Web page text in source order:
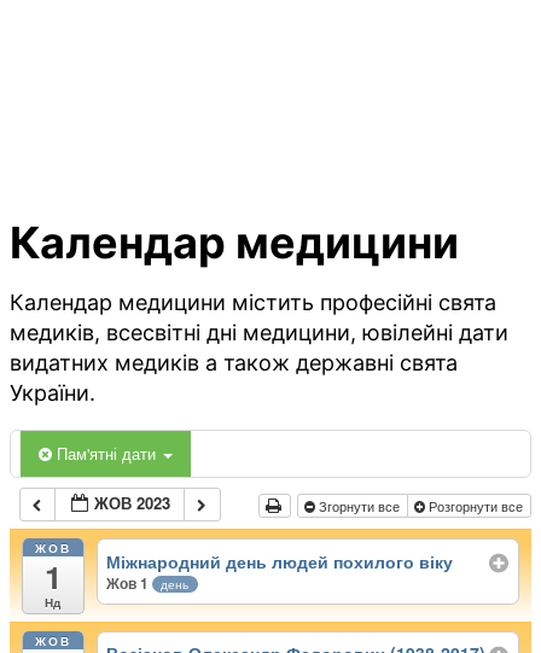
Календар медицини
Календар медицини містить професійні свята
медиків, всесвітні дні медицини, ювілейні дати
видатних медиків а також державні свята
України.
Пам'ятні дати
ЖОВ 2023 Згорнути все Розгорнути все
ЖОВ
1
Нд
Міжнародний день людей похилого віку
Жов 1 день
ЖОВ